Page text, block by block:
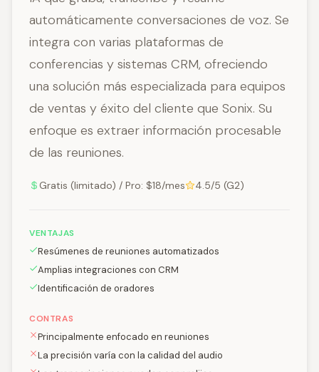
automáticamente conversaciones de voz. Se
integra con varias plataformas de
conferencias y sistemas CRM, ofreciendo
una solución más especializada para equipos
de ventas y éxito del cliente que Sonix. Su
enfoque es extraer información procesable
de las reuniones.
Gratis (limitado) / Pro: $18/mes 4.5/5 (G2)
VENTAJAS
Resúmenes de reuniones automatizados
Amplias integraciones con CRM
Identificación de oradores
CONTRAS
Principalmente enfocado en reuniones
La precisión varía con la calidad del audio